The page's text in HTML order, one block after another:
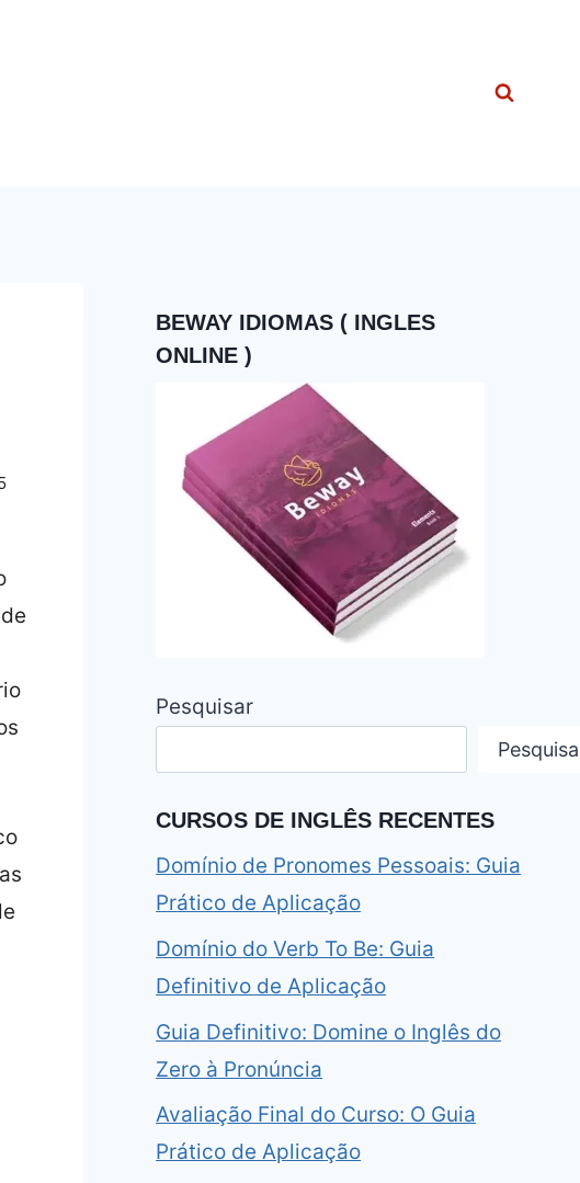
BEWAY IDIOMAS ( INGLES
ONLINE )
Pesquisar
CURSOS DE INGLÊS RECENTES
Domínio de Pronomes Pessoais: Guia
Prático de Aplicação
Domínio do Verb To Be: Guia
Definitivo de Aplicação
Guia Definitivo: Domine o Inglês do
Zero à Pronúncia
Avaliação Final do Curso: O Guia
Prático de Aplicação